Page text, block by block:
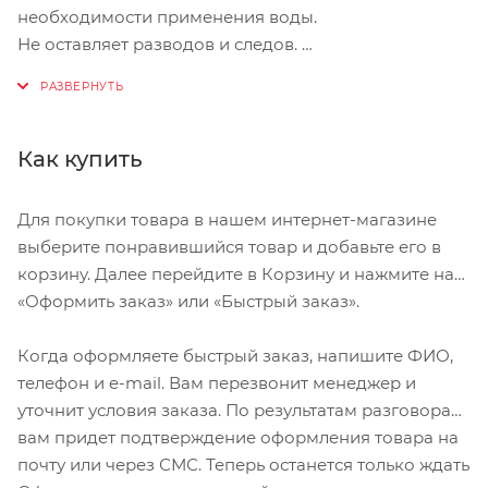
необходимости применения воды.
Не оставляет разводов и следов.
Совместим с комплектом Chain Doc.
Как купить
Для покупки товара в нашем интернет-магазине
выберите понравившийся товар и добавьте его в
корзину. Далее перейдите в Корзину и нажмите на
«Оформить заказ» или «Быстрый заказ».
Когда оформляете быстрый заказ, напишите ФИО,
телефон и e-mail. Вам перезвонит менеджер и
уточнит условия заказа. По результатам разговора
вам придет подтверждение оформления товара на
почту или через СМС. Теперь останется только ждать